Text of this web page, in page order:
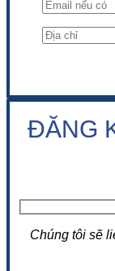
ĐĂNG
Chúng tôi sẽ